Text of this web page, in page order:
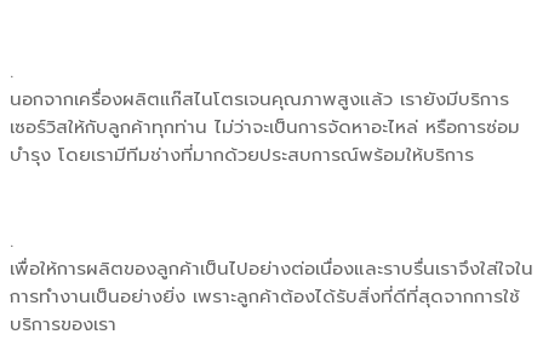
.
นอกจากเครื่องผลิตแก๊สไนโตรเจนคุณภาพสูงแล้ว เรายังมีบริการ
เซอร์วิสให้กับลูกค้าทุกท่าน ไม่ว่าจะเป็นการจัดหาอะไหล่ หรือการซ่อม
บำรุง โดยเรามีทีมช่างที่มากด้วยประสบการณ์พร้อมให้บริการ
.
เพื่อให้การผลิตของลูกค้าเป็นไปอย่างต่อเนื่องและราบรื่นเราจึงใส่ใจใน
การทำงานเป็นอย่างยิ่ง เพราะลูกค้าต้องได้รับสิ่งที่ดีที่สุดจากการใช้
บริการของเรา